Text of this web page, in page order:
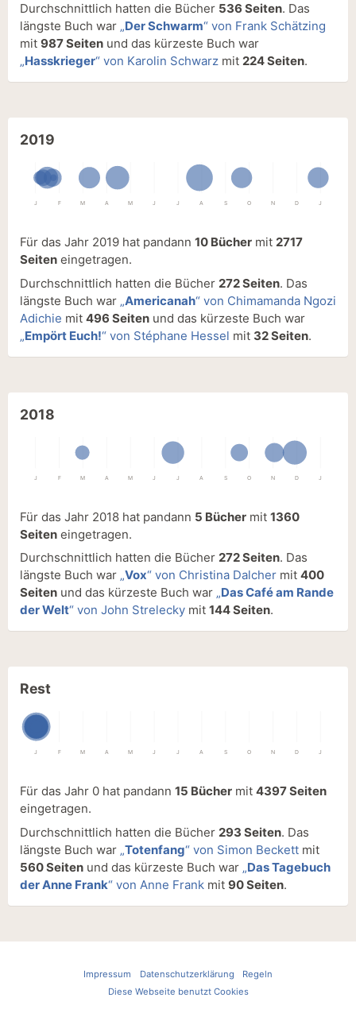
Durchschnittlich hatten die Bücher 536 Seiten. Das
längste Buch war „Der Schwarm“ von Frank Schätzing
mit 987 Seiten und das kürzeste Buch war
„Hasskrieger“ von Karolin Schwarz mit 224 Seiten.
2019
J F M A M J J A S O N D J
Für das Jahr 2019 hat pandann 10 Bücher mit 2717
Seiten eingetragen.
Durchschnittlich hatten die Bücher 272 Seiten. Das
längste Buch war „Americanah“ von Chimamanda Ngozi
Adichie mit 496 Seiten und das kürzeste Buch war
„Empört Euch!“ von Stéphane Hessel mit 32 Seiten.
2018
J F M A M J J A S O N D J
Für das Jahr 2018 hat pandann 5 Bücher mit 1360
Seiten eingetragen.
Durchschnittlich hatten die Bücher 272 Seiten. Das
längste Buch war „Vox“ von Christina Dalcher mit 400
Seiten und das kürzeste Buch war „Das Café am Rande
der Welt“ von John Strelecky mit 144 Seiten.
Rest
J F M A M J J A S O N D J
Für das Jahr 0 hat pandann 15 Bücher mit 4397 Seiten
eingetragen.
Durchschnittlich hatten die Bücher 293 Seiten. Das
längste Buch war „Totenfang“ von Simon Beckett mit
560 Seiten und das kürzeste Buch war „Das Tagebuch
der Anne Frank“ von Anne Frank mit 90 Seiten.
Impressum Datenschutzerklärung
Regeln
Diese Webseite benutzt Cookies